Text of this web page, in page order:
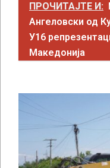
ПРОЧИТАЈТЕ И:
Ангеловски од
У16
Македонија